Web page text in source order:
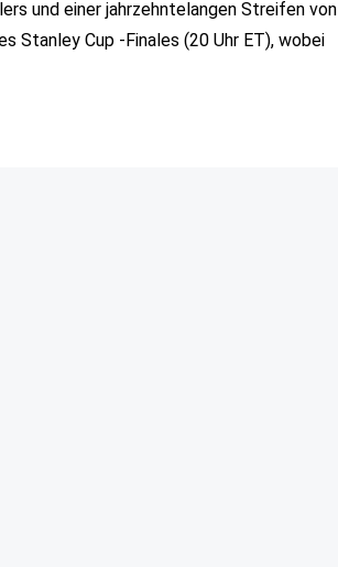
und einer jahrzehntelangen Streifen von
Stanley Cup -Finales (20 Uhr ET), wobei